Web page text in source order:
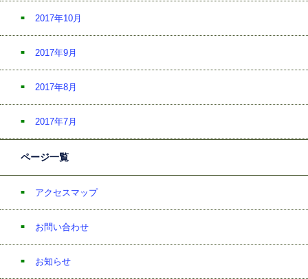
2017年10月
2017年9月
2017年8月
2017年7月
ページ一覧
アクセスマップ
お問い合わせ
お知らせ